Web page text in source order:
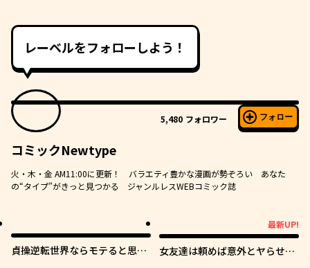
レーベルをフォローしよう！
5,480 フォロワー フォロー
コミックNewtype
火・木・金 AM11:00に更新！ バラエティ豊かな漫画が勢ぞろい あなた
の“タイプ”がきっと見つかる ジャンルレスWEBコミック誌
貞操逆転世界ならモテると思っ
最新UP!
女友達は頼めば意外とヤらせて